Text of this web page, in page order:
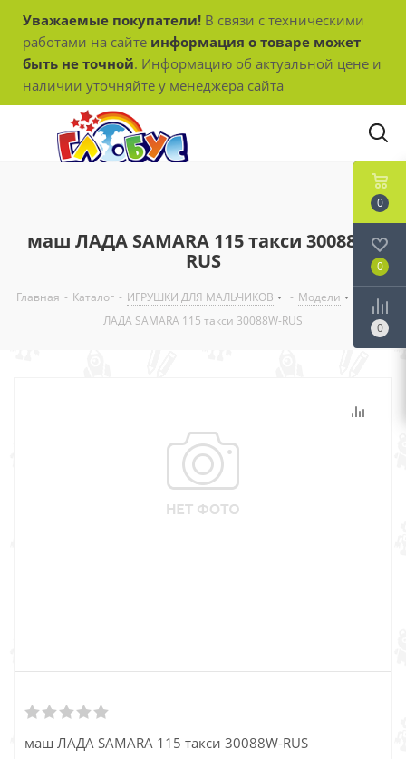
Уважаемые покупатели! В связи с техническими
работами на сайте информация о товаре может
быть не точной. Информацию об актуальной цене и
наличии уточняйте у менеджера сайта
маш ЛАДА SAMARA 115 такси 30088W-
RUS
Главная - Каталог - ИГРУШКИ ДЛЯ МАЛЬЧИКОВ - Модели
маш
ЛАДА SAMARA 115 такси 30088W-RUS
маш ЛАДА SAMARA 115 такси 30088W-RUS
0
0
0